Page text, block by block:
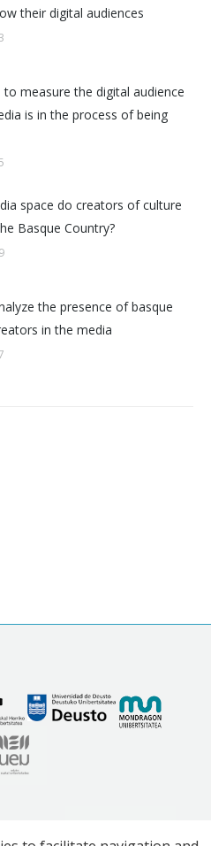
their digital audiences
measure the digital audience
is in the process of being
space do creators of culture
Basque Country?
the presence of basque
in the media